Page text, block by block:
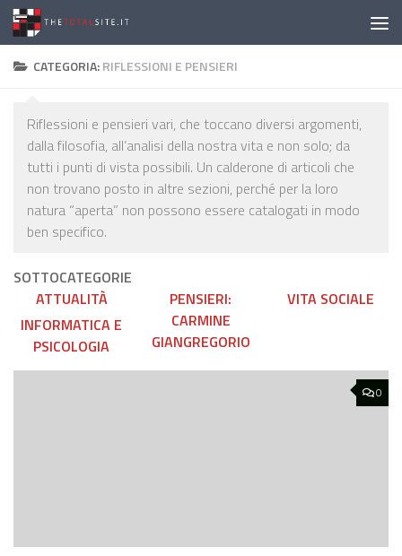
Salta al contenuto
CATEGORIA:RIFLESSIONI E PENSIERI
Riflessioni e pensieri vari, che toccano diversi argomenti,
dalla filosofia, all’analisi della nostra vita e non solo; da
tutti i punti di vista possibili. Un calderone di articoli che
non trovano posto in altre sezioni, perché per la loro
natura “aperta” non possono essere catalogati in modo
ben specifico.
SOTTOCATEGORIE
ATTUALITÀ
INFORMATICA E
PSICOLOGIA
PENSIERI:
CARMINE
GIANGREGORIO
VITA SOCIALE
0